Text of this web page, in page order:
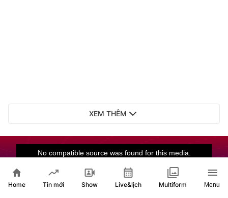
XEM THÊM
Home Tin mới Show Live&lịch Multiform Menu